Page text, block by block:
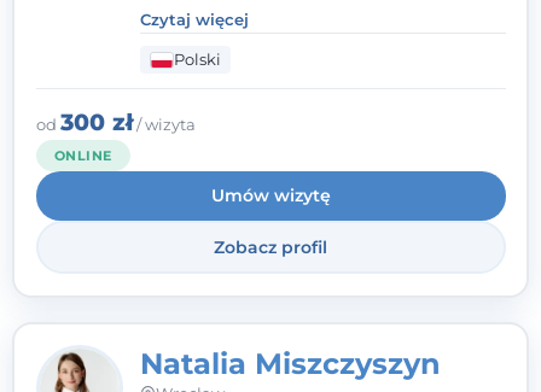
wprowadzenia zmian w ich życiu. Bardzo
często przekonuje się o tym, że każdy z nas,
w tym Ty i ja, ma wpływ na swoje
szczęście. Należy uwierzyć w siebie i działać
w obranym kierunku.
Czytaj więcej
Polski
od 300 zł/ wizyta
ONLINE
Umów wizytę
Zobacz profil
Natalia Miszczyszyn